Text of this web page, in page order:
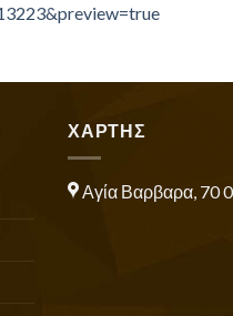
ΧΑΡΤΗΣ
Αγία Βαρβαρα, 70